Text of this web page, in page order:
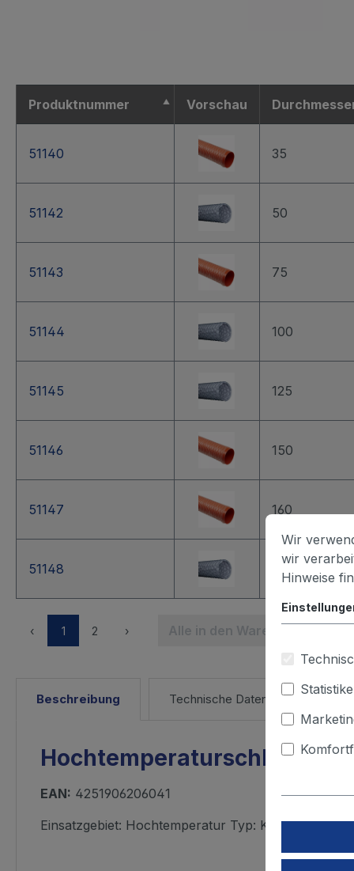
Produktnummer Vorschau
51140 35
51142 50
51143 75
51144 100
51145 125
51146 150
51147 160
51148 180
‹ 1 2 › Alle in den Warenkorb
Beschreibung Technische Daten
Hochtemperaturschlauch
EAN: 4251906206041
Einsatzgebiet: Hochtemperatur Typ: Klimaflex HT
Wir
wir
Hinweise